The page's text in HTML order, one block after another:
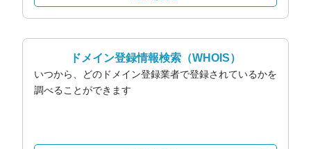
ドメイン登録情報検索 （WHOIS）
いつから、どのドメイン登録業者で登録されているかを
調べることができます